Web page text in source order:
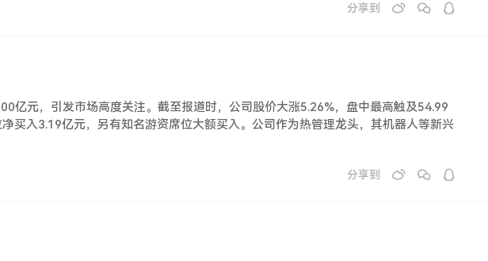
分享到
亿元，引发市场高度关注。截至报道时，公司股价大涨5.26%，盘中最高触及54.99
买入3.19亿元，另有知名游资席位大额买入。公司作为热管理龙头，其机器人等新兴
分享到